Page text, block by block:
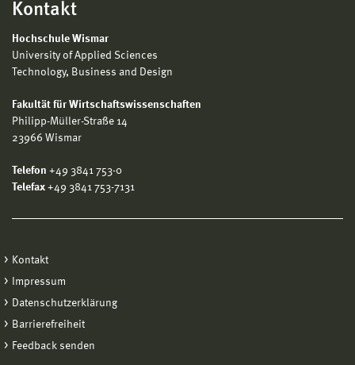
Kontakt
Hochschule Wismar
University of Applied Sciences
Technology, Business and Design
Fakultät für Wirtschaftswissenschaften
Philipp-Müller-Straße 14
23966 Wismar
Telefon +49 3841 753-0
Telefax +49 3841 753-7131
Kontakt
Impressum
Datenschutzerklärung
Barrierefreiheit
Feedback senden